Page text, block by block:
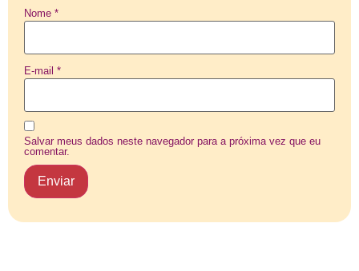
Nome *
E-mail *
Salvar meus dados neste navegador para a próxima vez que eu
comentar.